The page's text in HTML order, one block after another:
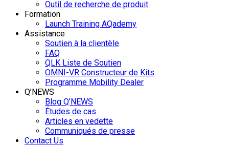
Outil de recherche de produit
Formation
Launch Training AQademy
Assistance
Soutien à la clientèle
FAQ
QLK Liste de Soutien
OMNI-VR Constructeur de Kits
Programme Mobility Dealer
Q’NEWS
Blog Q’NEWS
Études de cas
Articles en vedette
Communiqués de presse
Contact Us